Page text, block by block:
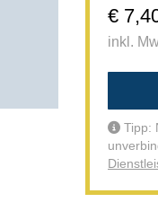
€
inkl.
Tipp: